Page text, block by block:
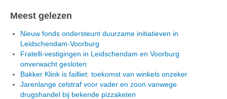
Meest gelezen
Nieuw fonds ondersteunt duurzame initiatieven in
Leidschendam-Voorburg
Fratelli-vestigingen in Leidschendam en Voorburg
onverwacht gesloten
Bakker Klink is failliet: toekomst van winkels onzeker
Jarenlange celstraf voor vader en zoon vanwege
drugshandel bij bekende pizzaketen